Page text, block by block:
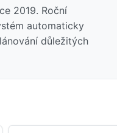
2019. Roční
automaticky
důležitých